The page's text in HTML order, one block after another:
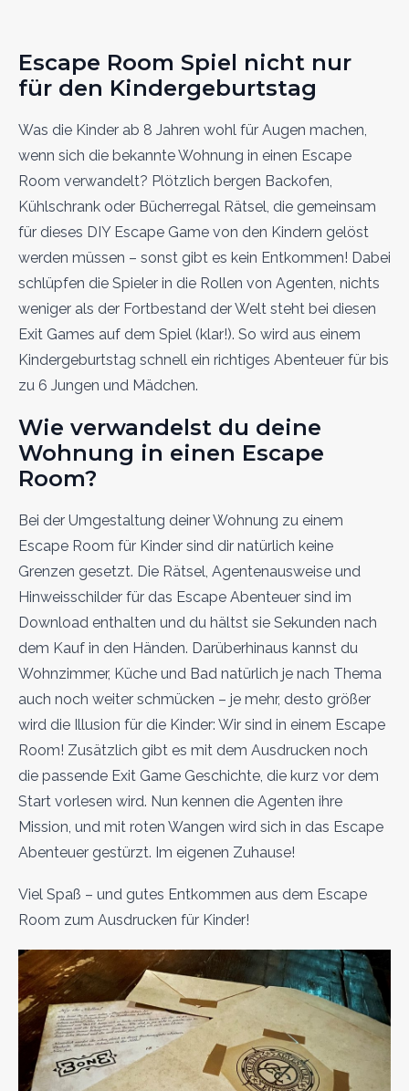
Escape Room Spiel nicht nur
für den Kindergeburtstag
Was die Kinder ab 8 Jahren wohl für Augen machen,
wenn sich die bekannte Wohnung in einen Escape
Room verwandelt? Plötzlich bergen Backofen,
Kühlschrank oder Bücherregal Rätsel, die gemeinsam
für dieses DIY Escape Game von den Kindern gelöst
werden müssen – sonst gibt es kein Entkommen! Dabei
schlüpfen die Spieler in die Rollen von Agenten, nichts
weniger als der Fortbestand der Welt steht bei diesen
Exit Games auf dem Spiel (klar!). So wird aus einem
Kindergeburtstag schnell ein richtiges Abenteuer für bis
zu 6 Jungen und Mädchen.
Wie verwandelst du deine
Wohnung in einen Escape
Room?
Bei der Umgestaltung deiner Wohnung zu einem
Escape Room für Kinder sind dir natürlich keine
Grenzen gesetzt. Die Rätsel, Agentenausweise und
Hinweisschilder für das Escape Abenteuer sind im
Download enthalten und du hältst sie Sekunden nach
dem Kauf in den Händen. Darüberhinaus kannst du
Wohnzimmer, Küche und Bad natürlich je nach Thema
auch noch weiter schmücken – je mehr, desto größer
wird die Illusion für die Kinder: Wir sind in einem Escape
Room! Zusätzlich gibt es mit dem Ausdrucken noch
die passende Exit Game Geschichte, die kurz vor dem
Start vorlesen wird. Nun kennen die Agenten ihre
Mission, und mit roten Wangen wird sich in das Escape
Abenteuer gestürzt. Im eigenen Zuhause!
Viel Spaß – und gutes Entkommen aus dem Escape
Room zum Ausdrucken für Kinder!